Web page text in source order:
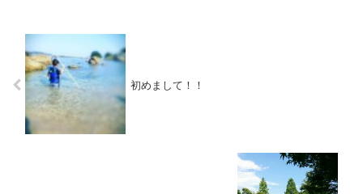
初めまして！！